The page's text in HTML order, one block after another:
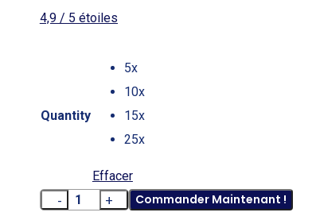
4,9 / 5 étoiles
Quantity
5x
10x
15x
25x
Effacer
quantité
Commander Maintenant !